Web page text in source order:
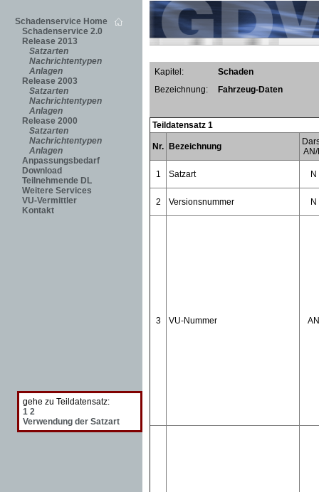
Schadenservice Home
Schadenservice 2.0
Release 2013
Satzarten
Nachrichtentypen
Anlagen
Release 2003
Satzarten
Nachrichtentypen
Anlagen
Release 2000
Satzarten
Nachrichtentypen
Anlagen
Anpassungsbedarf
Download
Teilnehmende DL
Weitere Services
VU-Vermittler
Kontakt
Kapitel:
Schaden
Bezeichnung:
Fahrzeug-Daten
Teildatensatz 1
gehe zu Teildatensatz:
1 2
Verwendung der Satzart
Nr. Bezeichnung
AN/
1 Satzart N
2 Versionsnummer N
3 VU-Nummer AN